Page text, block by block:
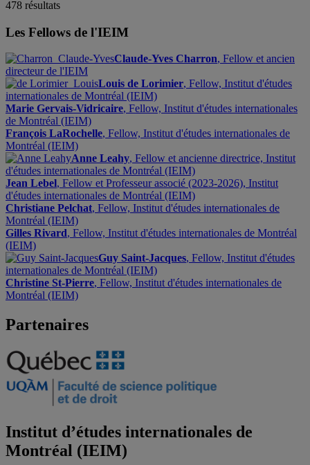
478 résultats
Les Fellows de l'IEIM
Claude-Yves Charron, Fellow et ancien
directeur de l'IEIM
Louis de Lorimier, Fellow, Institut d'études
internationales de Montréal (IEIM)
Marie Gervais-Vidricaire, Fellow, Institut d'études internationales
de Montréal (IEIM)
François LaRochelle, Fellow, Institut d'études internationales de
Montréal (IEIM)
Anne Leahy, Fellow et ancienne directrice, Institut
d'études internationales de Montréal (IEIM)
Jean Lebel, Fellow et Professeur associé (2023-2026), Institut
d'études internationales de Montréal (IEIM)
Christiane Pelchat, Fellow, Institut d'études internationales de
Montréal (IEIM)
Gilles Rivard, Fellow, Institut d'études internationales de Montréal
(IEIM)
Guy Saint-Jacques, Fellow, Institut d'études
internationales de Montréal (IEIM)
Christine St-Pierre, Fellow, Institut d'études internationales de
Montréal (IEIM)
Partenaires
Institut d’études internationales de
Montréal (IEIM)